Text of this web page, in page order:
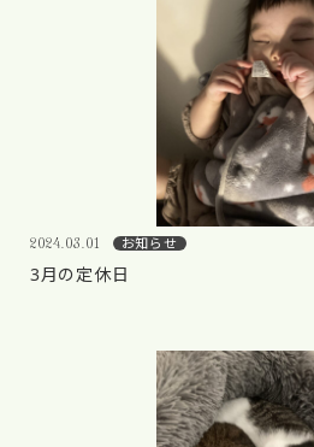
2024.03.01 お知らせ
3月の定休日